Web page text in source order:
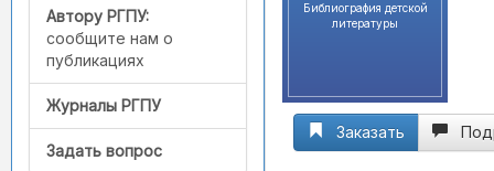
Автору РГПУ:
сообщите нам о
публикациях
Журналы РГПУ
Задать вопрос
Библиография детской
литературы
Заказать